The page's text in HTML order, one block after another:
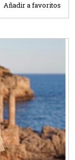
Añadir a favoritos